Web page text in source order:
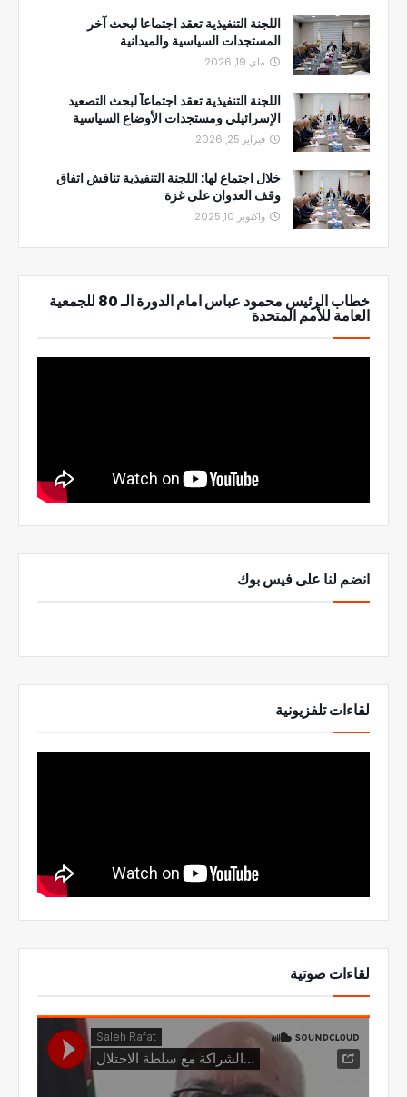
اللجنة التنفيذية تعقد اجتماعا لبحث آخر
المستجدات السياسية والميدانية
ماي 19, 2026
اللجنة التنفيذية تعقد اجتماعاً لبحث التصعيد
الإسرائيلي ومستجدات الأوضاع السياسية
فبراير 25, 2026
خلال اجتماع لها: اللجنة التنفيذية تناقش اتفاق
وقف العدوان على غزة
واكتوبر 10, 2025
خطاب الرئيس محمود عباس امام الدورة الـ 80 للجمعية
العامة للأمم المتحدة
انضم لنا على فيس بوك
لقاءات تلفزيونية
لقاءات صوتية